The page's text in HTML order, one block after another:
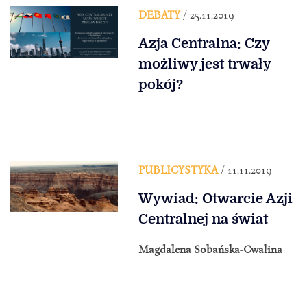
DEBATY/ 25.11.2019
Azja Centralna: Czy
możliwy jest trwały
pokój?
PUBLICYSTYKA/ 11.11.2019
Wywiad: Otwarcie Azji
Centralnej na świat
Magdalena Sobańska-Cwalina